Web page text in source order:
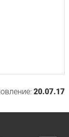
20.07.17